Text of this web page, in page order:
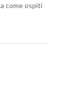
come ospiti